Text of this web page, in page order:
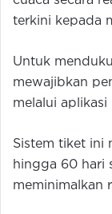
terkini kepada
Untuk
mewajibkan
melalui aplikasi
Sistem tiket ini
hingga 60 hari
meminimalkan